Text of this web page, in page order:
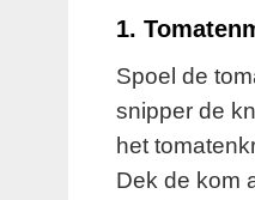
1.
Spoel de
snipper de
het
Dek de kom